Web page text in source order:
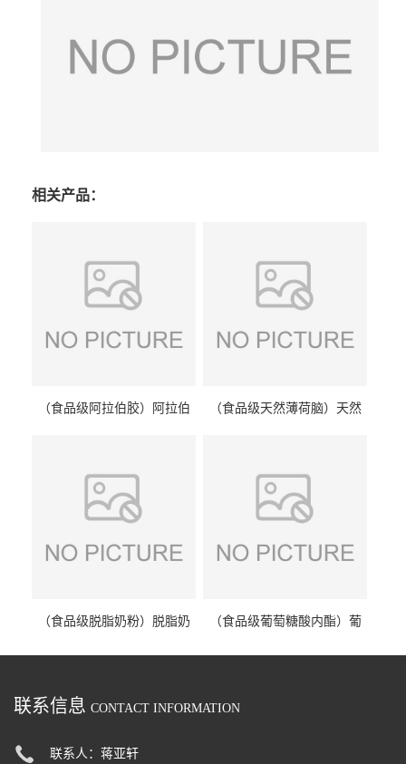
相关产品：
（食品级阿拉伯胶）阿拉伯
（食品级天然薄荷脑）天然
（食品级脱脂奶粉）脱脂奶
（食品级葡萄糖酸内酯）葡
联系信息 CONTACT INFORMATION
联系人：蒋亚轩